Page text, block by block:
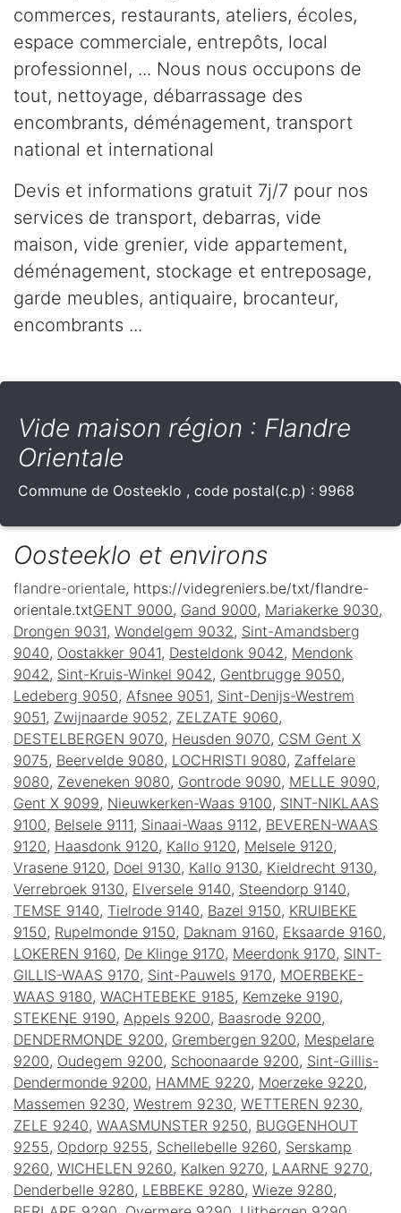
commerces, restaurants, ateliers, écoles,
espace commerciale, entrepôts, local
professionnel, ... Nous nous occupons de
tout, nettoyage, débarrassage des
encombrants, déménagement, transport
national et international
Devis et informations gratuit 7j/7 pour nos
services de transport, debarras, vide
maison, vide grenier, vide appartement,
déménagement, stockage et entreposage,
garde meubles, antiquaire, brocanteur,
encombrants ...
Vide maison région : Flandre
Orientale
Commune de Oosteeklo , code postal(c.p) : 9968
Oosteeklo et environs
flandre-orientale, https://videgreniers.be/txt/flandre-
orientale.txtGENT 9000, Gand 9000, Mariakerke 9030,
Drongen 9031, Wondelgem 9032 , Sint-Amandsberg
9040, Oostakker 9041, Desteldonk 9042 , Mendonk
9042 , Sint-Kruis-Winkel 9042 , Gentbrugge 9050,
Ledeberg 9050, Afsnee 9051, Sint-Denijs-Westrem
9051, Zwijnaarde 9052 , ZELZATE 9060,
DESTELBERGEN 9070, Heusden 9070, CSM Gent X
9075, Beervelde 9080, LOCHRISTI 9080, Zaffelare
9080, Zeveneken 9080, Gontrode 9090, MELLE 9090,
Gent X 9099, Nieuwkerken-Waas 9100, SINT-NIKLAAS
9100, Belsele 9111, Sinaai-Waas 9112 , BEVEREN-WAAS
9120, Haasdonk 9120, Kallo 9120, Melsele 9120,
Vrasene 9120, Doel 9130, Kallo 9130, Kieldrecht 9130,
Verrebroek 9130, Elversele 9140, Steendorp 9140,
TEMSE 9140, Tielrode 9140, Bazel 9150, KRUIBEKE
9150, Rupelmonde 9150, Daknam 9160, Eksaarde 9160,
LOKEREN 9160, De Klinge 9170, Meerdonk 9170, SINT-
GILLIS-WAAS 9170, Sint-Pauwels 9170, MOERBEKE-
WAAS 9180, WACHTEBEKE 9185, Kemzeke 9190,
STEKENE 9190, Appels 9200, Baasrode 9200,
DENDERMONDE 9200, Grembergen 9200, Mespelare
9200, Oudegem 9200, Schoonaarde 9200, Sint-Gillis-
Dendermonde 9200, HAMME 9220, Moerzeke 9220,
Massemen 9230, Westrem 9230, WETTEREN 9230,
ZELE 9240, WAASMUNSTER 9250, BUGGENHOUT
9255, Opdorp 9255, Schellebelle 9260, Serskamp
9260, WICHELEN 9260, Kalken 9270, LAARNE 9270,
Denderbelle 9280, LEBBEKE 9280, Wieze 9280,